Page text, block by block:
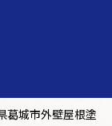
葛城市外壁屋根塗